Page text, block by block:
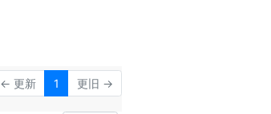
← 更新 1 更旧 →